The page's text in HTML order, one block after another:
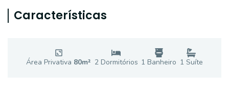
Características
Área Privativa 80m² 2Dormitórios 1 Banheiro 1 Suíte